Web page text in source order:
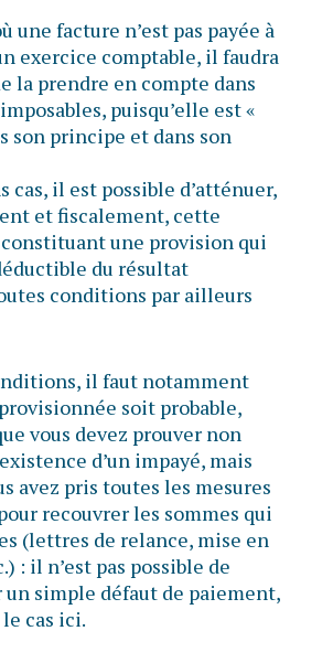
une facture n’est pas payée à
exercice comptable, il faudra
la prendre en compte dans
puisqu’elle est «
son principe et dans son
cas, il est possible d’atténuer,
et fiscalement, cette
une provision qui
du résultat
conditions par ailleurs
il faut notamment
soit probable,
vous devez prouver non
d’un impayé, mais
avez pris toutes les mesures
recouvrer les sommes qui
(lettres de relance, mise en
: il n’est pas possible de
simple défaut de paiement,
le cas ici.